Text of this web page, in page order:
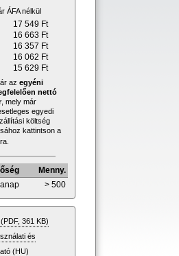
ÁFA nélkül
17 549 Ft
16 663 Ft
16 357 Ft
16 062 Ft
15 629 Ft
az egyéni
nettó
, mely már
egyedi
költség
kattintson a
Menny.
> 500
361 KB)
és
(HU)